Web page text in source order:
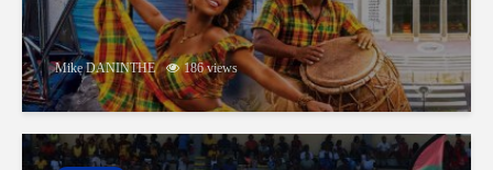
Mike DANINTHE 186 views